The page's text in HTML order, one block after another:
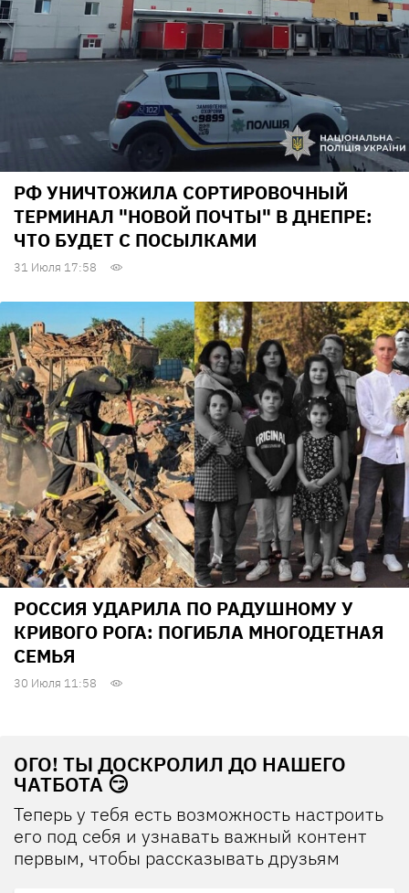
РФ УНИЧТОЖИЛА СОРТИРОВОЧНЫЙ
ТЕРМИНАЛ "НОВОЙ ПОЧТЫ" В ДНЕПРЕ:
ЧТО БУДЕТ С ПОСЫЛКАМИ
31 Июля 17:58
РОССИЯ УДАРИЛА ПО РАДУШНОМУ У
КРИВОГО РОГА: ПОГИБЛА МНОГОДЕТНАЯ
СЕМЬЯ
30 Июля 11:58
ОГО! ТЫ ДОСКРОЛИЛ ДО НАШЕГО
ЧАТБОТА 😏
Теперь у тебя есть возможность настроить
его под себя и узнавать важный контент
первым, чтобы рассказывать друзьям